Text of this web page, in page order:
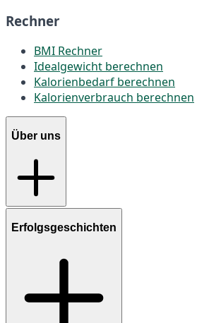
Rechner
BMI Rechner
Idealgewicht berechnen
Kalorienbedarf berechnen
Kalorienverbrauch berechnen
Über uns
Erfolgsgeschichten